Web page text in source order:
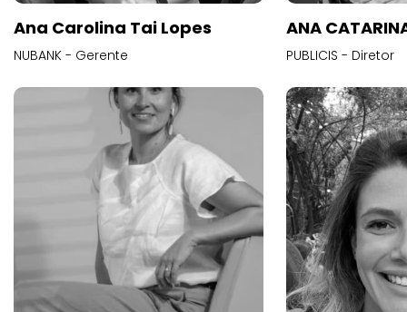
Ana Carolina Tai Lopes
NUBANK - Gerente
ANA
PUBLICIS - Diretor